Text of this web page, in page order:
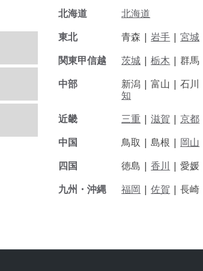
北海道
北海道
東北
青森 |岩手 |宮城
関東甲信越
茨城 |栃木 | 群
中部
新潟 |富山 |石
知
近畿
三重 |滋賀 |京都
中国
鳥取 |島根 | 岡山
四国
徳島 |香川 |愛
九州・沖縄
福岡 |佐賀 |長崎